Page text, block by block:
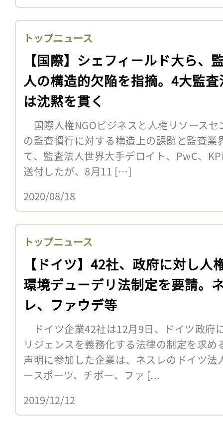
トップニュース
【国際】シェフィールド大ら、
人の構造的欠陥を指摘。4大監査
は沈黙を貫く
国際人権NGOビジネスと人権リソースセ
の監査慣行に対する構造上の課題と監査業
て、監査法人世界大手デロイト、PwC、
送付したが、8月11 […]
2020/08/18
トップニュース
【ドイツ】42社、政府に対し人
環境デューデリ法制定を要請。
レ、ファウデ等
ドイツ企業42社は12月9日、ドイツ政府
リジェンスを義務化する法律の制定を求
声明に参加した企業は、ネスレのドイツ法
ースポーツ、チボー、ファ [...
2019/12/12